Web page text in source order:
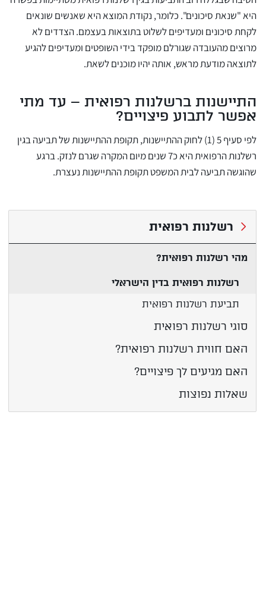
רשלנות רפואית
מהי רשלנות רפואית?
רשלנות רפואית בדין הישראלי
תביעת רשלנות רפואית
סוגי רשלנות רפואית
האם חווית רשלנות רפואית?
האם מגיעים לך פיצויים?
שאלות נפוצות
היא "שנאת סיכונים". כלומר, נקודת המוצא היא שאנשים שונאים
לקחת סיכונים ומעדיפים לשלוט בתוצאות בעצמם. הצדדים לא
מרוצים מהעובדה שגורלם מופקד בידי השופטים ומעדיפים להגיע
לתוצאה מודעת מראש, אותה יהיו מוכנים לשאת.
התיישנות ברשלנות רפואית – עד מתי
אפשר לתבוע פיצויים?
לפי סעיף 5 (1) לחוק ההתיישנות, תקופת ההתיישנות של תביעה בגין
רשלנות הרפואית היא כ7 שנים מיום המקרה שגרם לנזק. ברגע
שהוגשה תביעה לבית המשפט תקופת ההתיישנות נעצרת.